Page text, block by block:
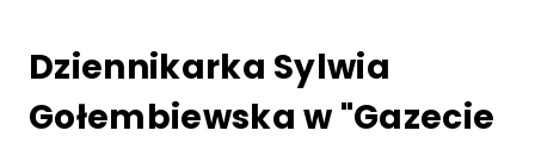
Dziennikarka Sylwia
Gołembiewska w "Gazecie